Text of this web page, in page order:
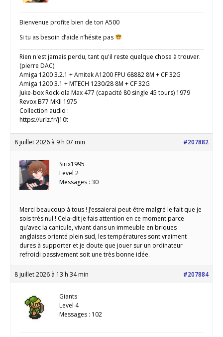
Bienvenue profite bien de ton A500
Si tu as besoin d’aide n’hésite pas
Rien n'est jamais perdu, tant qu'il reste quelque chose à trouver.
(pierre DAC)
Amiga 1200 3.2.1 + Amitek A1200 FPU 68882 8M + CF 32G
Amiga 1200 3.1 + MTECH 1230/28 8M + CF 32G
Juke-box Rock-ola Max 477 (capacité 80 single 45 tours) 1979
Revox B77 MKII 1975
Collection audio :
https://urlz.fr/j10t
8 juillet 2026 à 9 h 07 min #207882
Sirix1995
Level 2
Messages : 30
Merci beaucoup à tous ! J’essaierai peut-être malgré le fait que je
sois très nul ! Cela-dit je fais attention en ce moment parce
qu’avec la canicule, vivant dans un immeuble en briques
anglaises orienté plein sud, les températures sont vraiment
dures à supporter et je doute que jouer sur un ordinateur
refroidi passivement soit une très bonne idée.
8 juillet 2026 à 13 h 34 min #207884
Giants
Level 4
Messages : 102